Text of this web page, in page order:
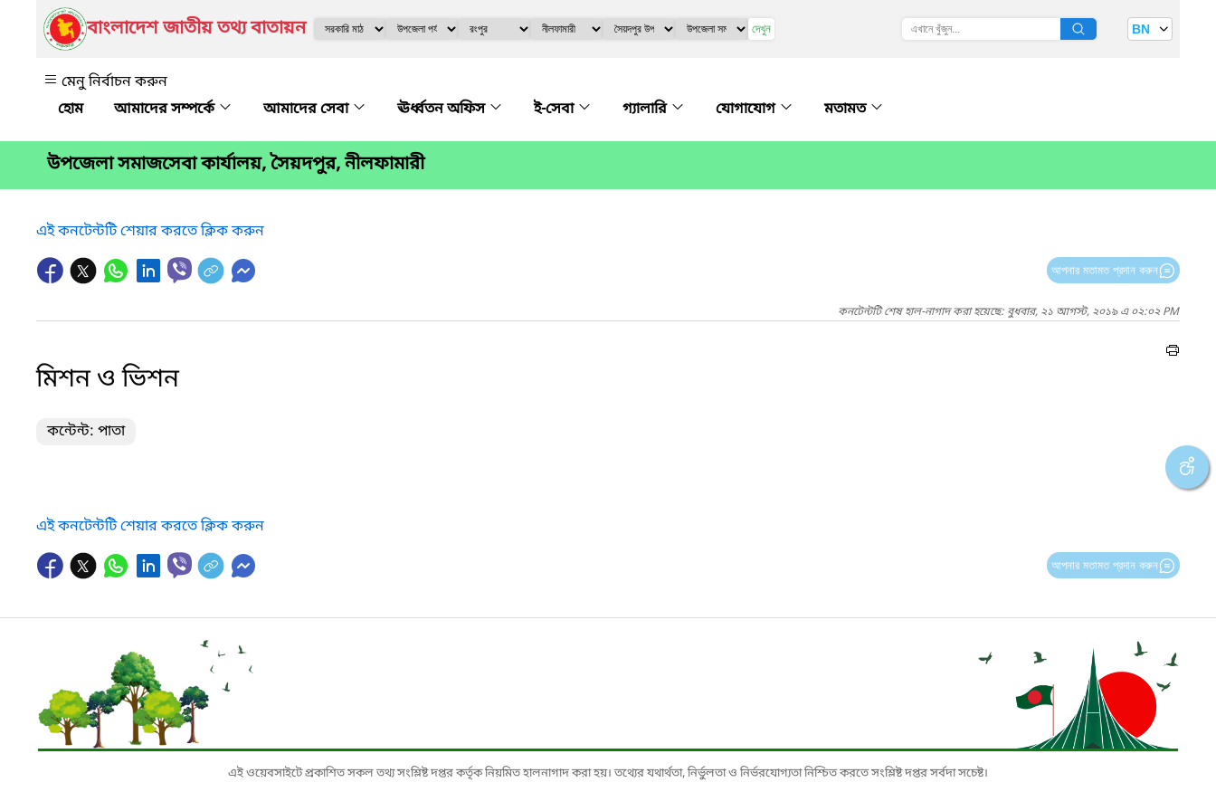
বাংলাদেশ জাতীয় তথ্য বাতায়ন দেখুন BN
মেনু নির্বাচন করুন
আমাদের সম্পর্কে
আমাদের সেবা ঊর্ধ্বতন অফিস ই-সেবা গ্যালারি যোগাযোগ মতামত
উপজেলা সমাজসেবা কার্যালয়, সৈয়দপুর, নীলফামারী
এই কনটেন্টটি শেয়ার করতে ক্লিক করুন
আপনার মতামত প্রদান করুন
কনটেন্টটি শেষ হাল-নাগাদ করা হয়েছে: বুধবার, ২১ আগস্ট, ২০১৯ এ ০২:০২ PM
মিশন ও ভিশন
কন্টেন্ট: পাতা
এই কনটেন্টটি শেয়ার করতে ক্লিক করুন
আপনার মতামত প্রদান করুন
এই ওয়েবসাইটে প্রকাশিত সকল তথ্য সংশ্লিষ্ট দপ্তর কর্তৃক নিয়মিত হালনাগাদ করা হয়। তথ্যের যথার্থতা, নির্ভুলতা ও নির্ভরযোগ্যতা নিশ্চিত করতে সংশ্লিষ্ট দপ্তর সর্বদা সচেষ্ট।